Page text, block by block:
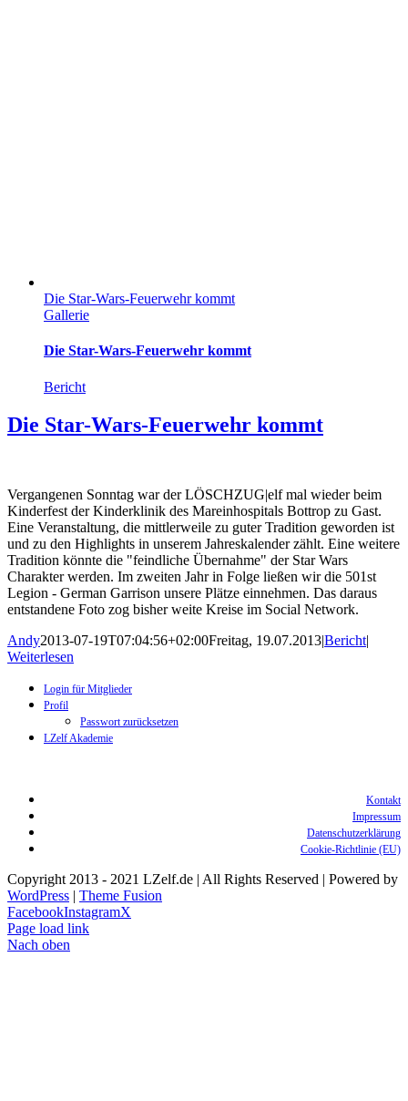
Die Star-Wars-Feuerwehr kommt
Gallerie
Die Star-Wars-Feuerwehr kommt
Bericht
Die Star-Wars-Feuerwehr kommt
Vergangenen Sonntag war der LÖSCHZUG|elf mal wieder beim
Kinderfest der Kinderklinik des Mareinhospitals Bottrop zu Gast.
Eine Veranstaltung, die mittlerweile zu guter Tradition geworden ist
und zu den Highlights in unserem Jahreskalender zählt. Eine weitere
Tradition könnte die "feindliche Übernahme" der Star Wars
Charakter werden. Im zweiten Jahr in Folge ließen wir die 501st
Legion - German Garrison unsere Plätze einnehmen. Das daraus
entstandene Foto zog bisher weite Kreise im Social Network.
Andy2013-07-19T07:04:56+02:00Freitag, 19.07.2013|Bericht|
Weiterlesen
Login für Mitglieder
Profil
Passwort zurücksetzen
LZelf Akademie
Kontakt
Impressum
Datenschutzerklärung
Cookie-Richtlinie (EU)
Copyright 2013 - 2021 LZelf.de | All Rights Reserved | Powered by
WordPress | Theme Fusion
FacebookInstagramX
Page load link
Nach oben